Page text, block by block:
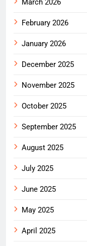
March 2026
February 2026
January 2026
December 2025
November 2025
October 2025
September 2025
August 2025
July 2025
June 2025
May 2025
April 2025